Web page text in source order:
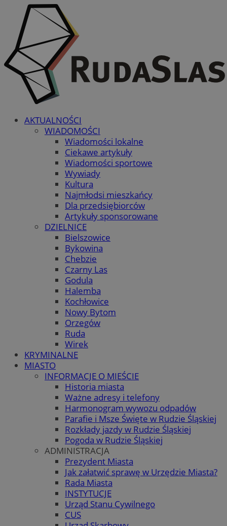
AKTUALNOŚCI
WIADOMOŚCI
Wiadomości lokalne
Ciekawe artykuły
Wiadomości sportowe
Wywiady
Kultura
Najmłodsi mieszkańcy
Dla przedsiębiorców
Artykuły sponsorowane
DZIELNICE
Bielszowice
Bykowina
Chebzie
Czarny Las
Godula
Halemba
Kochłowice
Nowy Bytom
Orzegów
Ruda
Wirek
KRYMINALNE
MIASTO
INFORMACJE O MIEŚCIE
Historia miasta
Ważne adresy i telefony
Harmonogram wywozu odpadów
Parafie i Msze Święte w Rudzie Śląskiej
Rozkłady jazdy w Rudzie Śląskiej
Pogoda w Rudzie Śląskiej
ADMINISTRACJA
Prezydent Miasta
Jak załatwić sprawę w Urzędzie Miasta?
Rada Miasta
INSTYTUCJE
Urząd Stanu Cywilnego
CUS